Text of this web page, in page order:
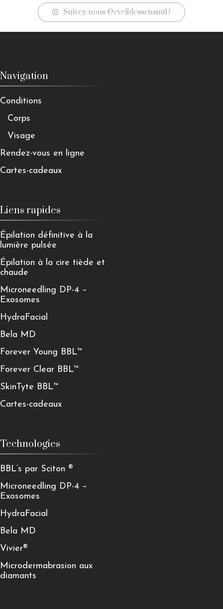
Suivez-nous @eveildessensmtl !
Navigation
Conditions
Corps
Visage
Rendez-vous en ligne
Cartes-cadeaux
Liens rapides
Épilation définitive à la
lumière pulsée
Épilation à la cire tiède et
chaude
Microneedling DP-4 –
Exosomes
HydraFacial
Bela MD
Forever Young BBL™
Forever Clear BBL™
SkinTyte BBL™
Cartes-cadeaux
Technologies
BBL’s par Sciton ®
Microneedling DP-4 –
Exosomes
HydraFacial
Bela MD
Vivier®
Microdermabrasion aux
diamants